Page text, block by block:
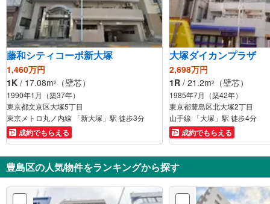
藤和シティコーポ新大塚
1,460万円
1K / 17.08m2 （壁芯）
1990年1月（築37年）
東京都文京区大塚5丁目
東京メトロ丸ノ内線 「新大塚」駅 徒歩3分
成約でもらえる
大塚ダイカンプラザ
2,698万円
1R / 21.2m2 （壁芯）
1985年7月（築42年）
東京都豊島区北大塚2丁目
山手線 「大塚」駅 徒歩4分
成約でもらえる
豊島区の人気物件をランキングから探す